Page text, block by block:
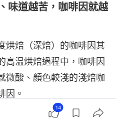
味道越苦，咖啡因就越
烘焙（深焙）的咖啡因其
高温烘焙過程中，咖啡因
微酸、顏色較淺的淺焙咖
因。
一滴咖啡？
14